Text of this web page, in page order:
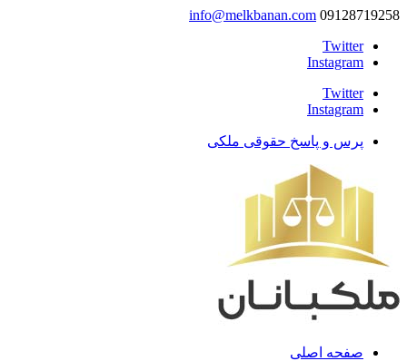
09128719258
info@melkbanan.com
Twitter
Instagram
Twitter
Instagram
پرس و پاسخ حقوقی ملکی
صفحه اصلی